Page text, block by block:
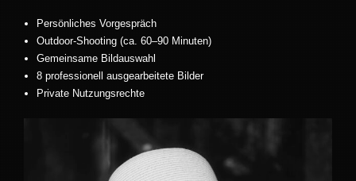
Persönliches Vorgespräch
Outdoor-Shooting (ca. 60–90 Minuten)
Gemeinsame Bildauswahl
8 professionell ausgearbeitete Bilder
Private Nutzungsrechte